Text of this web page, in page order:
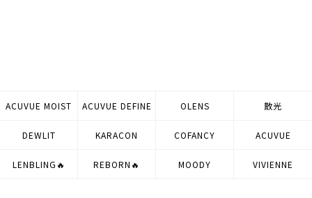
ACUVUE MOIST ACUVUE DEFINE OLENS 散光
DEWLIT KARACON COFANCY ACUVUE
LENBLING🔥 REBORN🔥 MOODY VIVIENNE